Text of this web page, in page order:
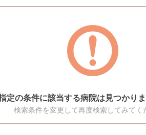
定の条件に該当する病院は見つかりま
検索条件を変更して再度検索してみてく